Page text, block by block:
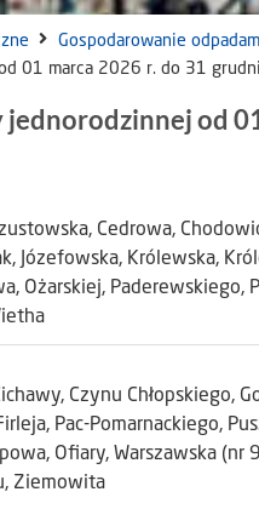
Gospodarowanie
01 marca 2026 r. do 31
od
Cedrowa,
Józefowska, Królewska,
Ożarskiej, Paderewskiego,
Czynu Chłopskiego,
Pac-Pomarnackiego,
Ofiary, Warszawska (nr
Ziemowita